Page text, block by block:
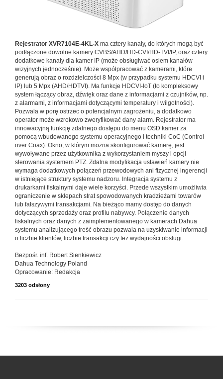
Rejestrator XVR7104E-4KL-X ma cztery kanały, do których mogą być
podłączone dowolne kamery CVBS/AHD/HD-CVI/HD-TVI/IP, oraz cztery
dodatkowe kanały dla kamer IP (może obsługiwać osiem kanałów
wizyjnych jednocześnie). Może współpracować z kamerami, które
generują obraz o rozdzielczości 8 Mpx (w przypadku systemu HDCVI i
IP) lub 5 Mpx (AHD/HDTVI). Ma funkcje HDCVI-IoT (to kompleksowy
system łączący obraz, dźwięk oraz dane z informacjami z czujników, np.
z alarmami, z informacjami dotyczącymi temperatury i wilgotności).
Pozwala w porę ostrzec o potencjalnym zagrożeniu, a dodatkowo
operator może wzrokowo zweryfikować dany alarm. Rejestrator ma
innowacyjną funkcję zdalnego dostępu do menu OSD kamer za
pomocą wbudowanego systemu operacyjnego i techniki CoC (Control
over Coax). Okno, w którym można skonfigurować kamerę, jest
wywoływane przez użytkownika z wykorzystaniem myszy i opcji
sterowania systemem PTZ. Zdalna modyfikacja ustawień kamery nie
wymaga dodatkowych połączeń przewodowych ani fizycznej ingerencji
w istniejące struktury systemu nadzoru. Integracja systemu z
drukarkami fiskalnymi daje wiele korzyści. Przede wszystkim umożliwia
ograniczenie w sklepach strat spowodowanych kradzieżami towarów
lub fałszywymi transakcjami. Na bieżąco mamy dostęp do danych
dotyczących sprzedaży oraz profilu nabywcy. Połączenie danych
fiskalnych oraz danych z zaimplementowanego w kamerach Dahua
systemu analizującego treść obrazu pozwala na uzyskiwanie informacji
o liczbie klientów, liczbie transakcji czy też wydajności obsługi.
Bezpośr. inf. Robert Sienkiewicz
Dahua Technology Poland
Opracowanie: Redakcja
3203 odsłony